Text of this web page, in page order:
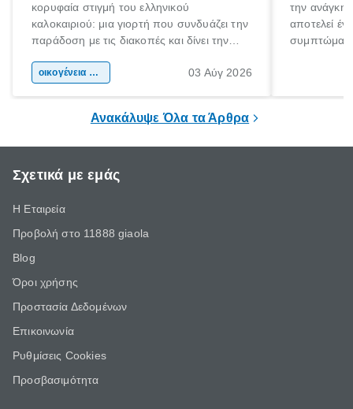
κορυφαία στιγμή του ελληνικού
καλοκαιριού: μια γιορτή που συνδυάζει την
παράδοση με τις διακοπές και δίνει την
χώρας. Είτε πρόκειται για λίγες μέρες
οικογένεια & παιδί 03 Αύγ 2026
την ανάγκη
αποτελεί
Ανακάλυψε Όλα τα Άρθρα
Σχετικά με εμάς
Η Εταιρεία
Προβολή στο 11888 giaola
Blog
Όροι χρήσης
Προστασία Δεδομένων
Επικοινωνία
Ρυθμίσεις Cookies
Προσβασιμότητα